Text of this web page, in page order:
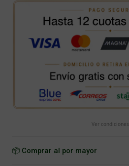
Ver condiciones
📦 Comprar al por mayor